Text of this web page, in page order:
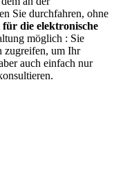
Sie durchfahren, ohne
die elektronische
möglich : Sie
zugreifen, um Ihr
auch einfach nur